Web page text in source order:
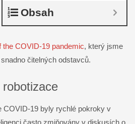
Obsah
COVID-19 pandemic, který jsme
čitelných odstavců.
COVID-19 byly rychlé pokroky v
často zmiňovány v diskusích o